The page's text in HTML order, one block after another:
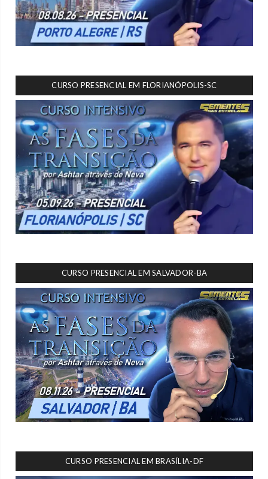
CURSO PRESENCIAL EM FLORIANÓPOLIS-SC
CURSO PRESENCIAL EM SALVADOR-BA
CURSO PRESENCIAL EM BRASÍLIA-DF